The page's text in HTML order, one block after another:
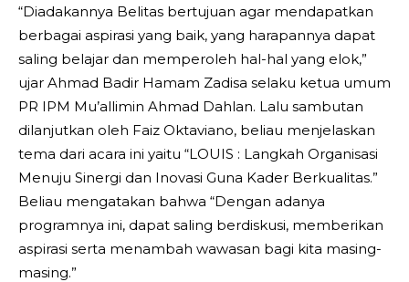
“Diadakannya Belitas bertujuan agar mendapatkan
berbagai aspirasi yang baik, yang harapannya dapat
saling belajar dan memperoleh hal-hal yang elok,”
ujar Ahmad Badir Hamam Zadisa selaku ketua umum
PR IPM Mu’allimin Ahmad Dahlan. Lalu sambutan
dilanjutkan oleh Faiz Oktaviano, beliau menjelaskan
tema dari acara ini yaitu “LOUIS : Langkah Organisasi
Menuju Sinergi dan Inovasi Guna Kader Berkualitas.”
Beliau mengatakan bahwa “Dengan adanya
programnya ini, dapat saling berdiskusi, memberikan
aspirasi serta menambah wawasan bagi kita masing-
masing.”